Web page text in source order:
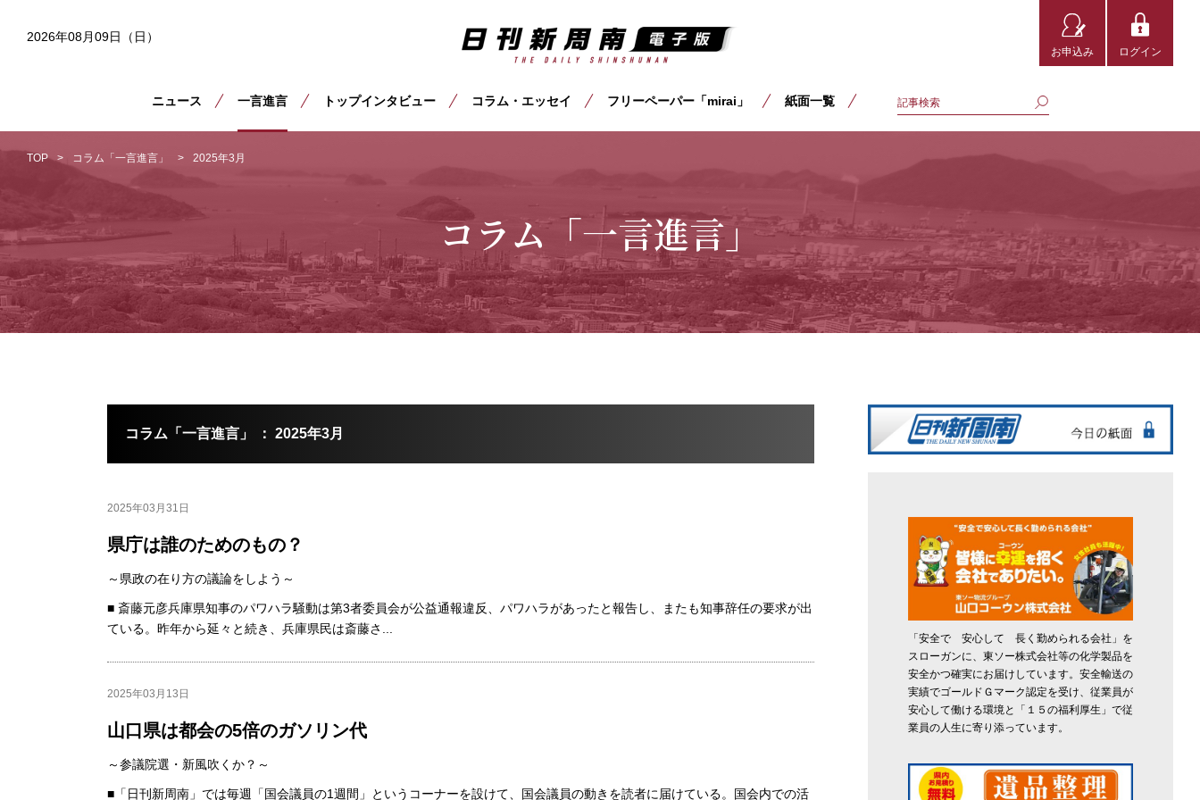
2026年08月09日（日）
お申込み ログイン
ニュース 一言進言 トップインタビュー コラム・エッセイ フリーペーパー「mirai」 紙面一覧
TOP コラム「一言進言」 2025年3月
コラム「一言進言」
コラム「一言進言」 ： 2025年3月
2025年03月31日
県庁は誰のためのもの？
～県政の在り方の議論をしよう～
■ 斎藤元彦兵庫県知事のパワハラ騒動は第3者委員会が公益通報違反、パワハラがあったと報告し、またも知事辞任の要求が出
ている。昨年から延々と続き、兵庫県民は斎藤さ...
2025年03月13日
山口県は都会の5倍のガソリン代
～参議院選・新風吹くか？～
■「日刊新周南」では毎週「国会議員の1週間」というコーナーを設けて、国会議員の動きを読者に届けている。国会内での活
「安全で 安心して 長く勤められる会社」を
スローガンに、東ソー株式会社等の化学製品を
安全かつ確実にお届けしています。安全輸送の
実績でゴールドＧマーク認定を受け、従業員が
安心して働ける環境と「１５の福利厚生」で従
業員の人生に寄り添っています。